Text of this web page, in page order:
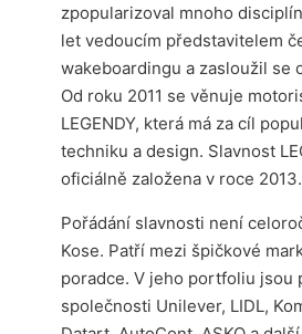
zpopularizoval mnoho
let vedoucím představitelem
wakeboardingu a zasloužil se
Od roku 2011 se věnuje
LEGENDY, která má za cíl
techniku a design. Slavnost
oficiálně založena v roce 2013.
Pořádání slavnosti není
Kose. Patří mezi špičkové
poradce. V jeho portfoliu jsou
společnosti Unilever, LIDL,